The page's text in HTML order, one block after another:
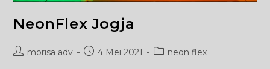
NeonFlex Jogja
Postmorisa adv
Post4 Mei 2021
Postneon flex